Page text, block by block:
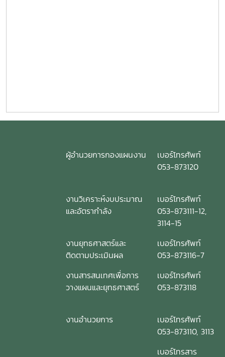
ผู้อำนวยการกองแผนงาน
เบอร์โทรศัพท์
053-873120
งานวิเคราะห์งบประมาณ
และอัตรากำลัง
เบอร์โทรศัพท์
053-873111-12,
3114-15
งานยุทธศาสตร์และ
ติดตามประเมินผล
เบอร์โทรศัพท์
053-873116-7
งานสารสนเทศเพื่อการ
วางแผนและยุทธศาสตร์
เบอร์โทรศัพท์
053-873118
งานอำนวยการ
เบอร์โทรศัพท์
053-873110, 3113
เบอร์โทรสาร